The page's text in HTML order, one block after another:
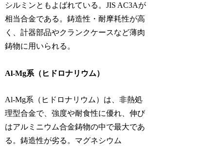
シルミンともよばれている。JIS AC3Aが
相当合金である。鋳造性・耐摩耗性が高
く、計器部品やクランクケースなど薄肉
鋳物に用いられる。
Al-Mg系（ヒドロナリウム）
Al-Mg系（ヒドロナリウム）は、非熱処
理型合金で、強度や耐食性に優れ、伸び
はアルミニウム合金鋳物の中で最大であ
る。鋳造性が劣る。マグネシウム